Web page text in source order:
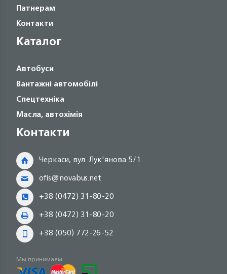
Патнерам
Контакти
Каталог
Автобуси
Вантажні автомобілі
Спецтехніка
Масла, автохімія
Контакти
Черкаси, вул. Лук'янова 5/1
ofis@novabus.net
+38 (0472) 31-80-20
+38 (0472) 31-80-20
+38 (050) 772-26-52
Мы принимаем